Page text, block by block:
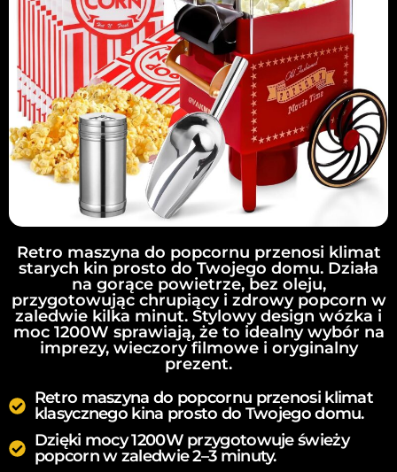
Retro maszyna do popcornu przenosi klimat
starych kin prosto do Twojego domu. Działa
na gorące powietrze, bez oleju,
przygotowując chrupiący i zdrowy popcorn w
zaledwie kilka minut. Stylowy design wózka i
moc 1200W sprawiają, że to idealny wybór na
imprezy, wieczory filmowe i oryginalny
prezent.
Retro maszyna do popcornu przenosi klimat
klasycznego kina prosto do Twojego domu.
Dzięki mocy 1200W przygotowuje świeży
popcorn w zaledwie 2–3 minuty.